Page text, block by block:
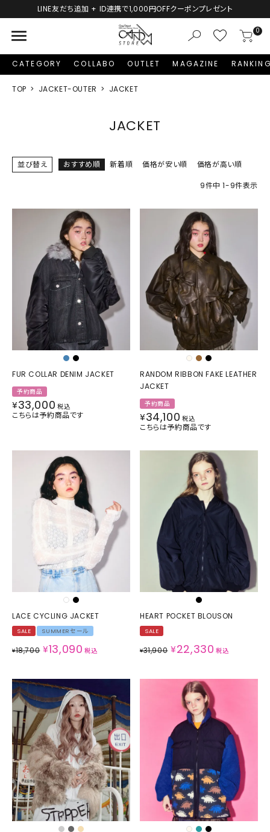
LINE友だち追加 + ID連携で1,000円OFFクーポンプレゼント
menu 0
CATEGORY COLLABO OUTLET MAGAZINE
TOP JACKET-OUTER JACKET
JACKET
並び替え おすすめ順 新着順 価格が安い順 価格が高い順
9件中 1-9件表示
FUR COLLAR DENIM JACKET
予約商品
¥33,000 税込
こちらは予約商品です
RANDOM RIBBON FAKE LEATHER
JACKET
予約商品
¥34,100 税込
こちらは予約商品です
LACE CYCLING JACKET
SALE SUMMERセール
¥18,700 ¥13,090 税込
HEART POCKET BLOUSON
SALE
¥31,900 ¥22,330 税込